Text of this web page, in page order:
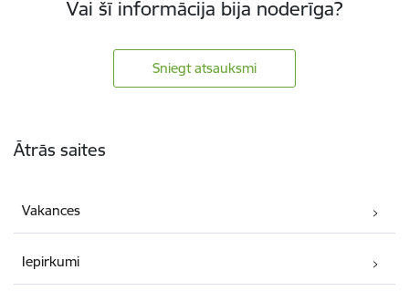
Vai šī informācija bija noderīga?
Sniegt atsauksmi
Ātrās saites
Vakances
Iepirkumi